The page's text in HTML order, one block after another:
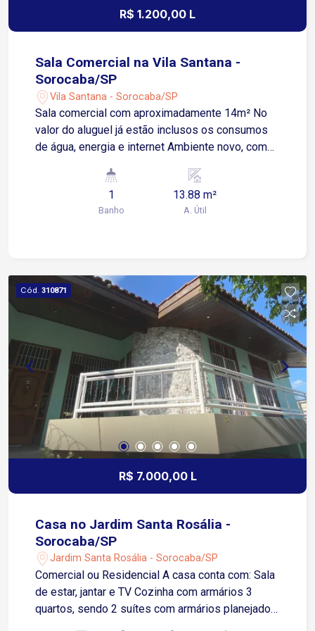
R$ 1.200,00 L
Sala Comercial na Vila Santana -
Sorocaba/SP
Vila Santana - Sorocaba/SP
Sala comercial com aproximadamente 14m² No
valor do aluguel já estão inclusos os consumos
de água, energia e internet Ambiente novo, com
conservação Lavabo privativo Espaço bem
distribuído, ideal para escritórios, consultórios ou
atendimentos personalizados Situada na Rua
visibilidade comercial A apenas 3 minutos da
Avenida Pereira da Silva 4 minutos da Avenida
Dom Aguirre e da Avenida José Joaquim de
acesso à Rodovia Castelinho, facilitando
deslocamento para outras regiões da cidade e
municípios vizinhos Agende sua visita!
1
Banho
13.88 m²
A. Útil
Cód. 310871
R$ 7.000,00 L
Casa no Jardim Santa Rosália -
Sorocaba/SP
Jardim Santa Rosália - Sorocaba/SP
Comercial ou Residencial A casa conta com: Sala
de estar, jantar e TV Cozinha com armários 3
quartos, sendo 2 suítes com armários planejados,